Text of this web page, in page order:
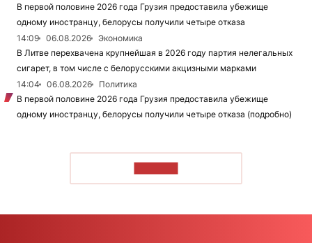
В первой половине 2026 года Грузия предоставила убежище
одному иностранцу, белорусы получили четыре отказа
14:09
06.08.2026
Экономика
В Литве перехвачена крупнейшая в 2026 году партия нелегальных
сигарет, в том числе с белорусскими акцизными марками
14:04
06.08.2026
Политика
В первой половине 2026 года Грузия предоставила убежище
одному иностранцу, белорусы получили четыре отказа (подробно)